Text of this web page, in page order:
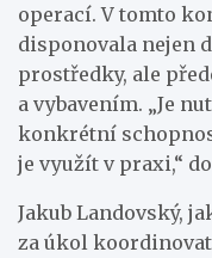
operací. V tomto
disponovala nejen
prostředky, ale
a vybavením. „Je
konkrétní
je využít v praxi,“
Jakub Landovský,
za úkol